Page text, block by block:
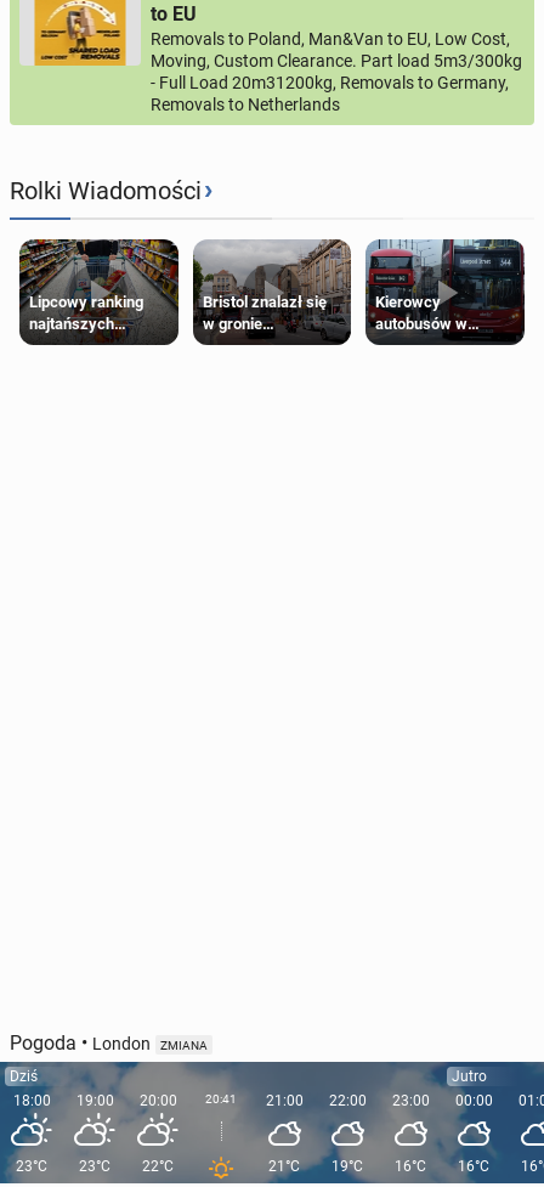
to EU
Removals to Poland, Man&Van to EU, Low Cost,
Moving, Custom Clearance. Part load 5m3/300kg
- Full Load 20m31200kg, Removals to Germany,
Removals to Netherlands
Rolki Wiadomości›
Lipcowy ranking
najtańszych
supermarketów
Bristol znalazł się
w gronie
najlepszych
Kierowcy
autobusów w
Londynie
Pogoda • London ZMIANA
Dziś
18:00
23°C
19:00
23°C
20:00
22°C
20:41 21:00
21°C
22:00
19°C
23:00
16°C
Jutro
00:00
16°C